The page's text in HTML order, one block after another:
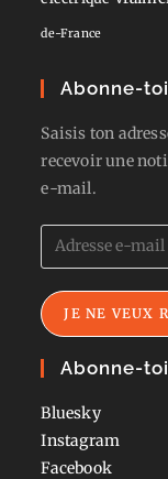
de-France
Abonne-
Saisis ton
recevoir une
e-mail.
Adresse
e-
mail
JE NE VEUX
Abonne-
Bluesky
Instagram
Facebook